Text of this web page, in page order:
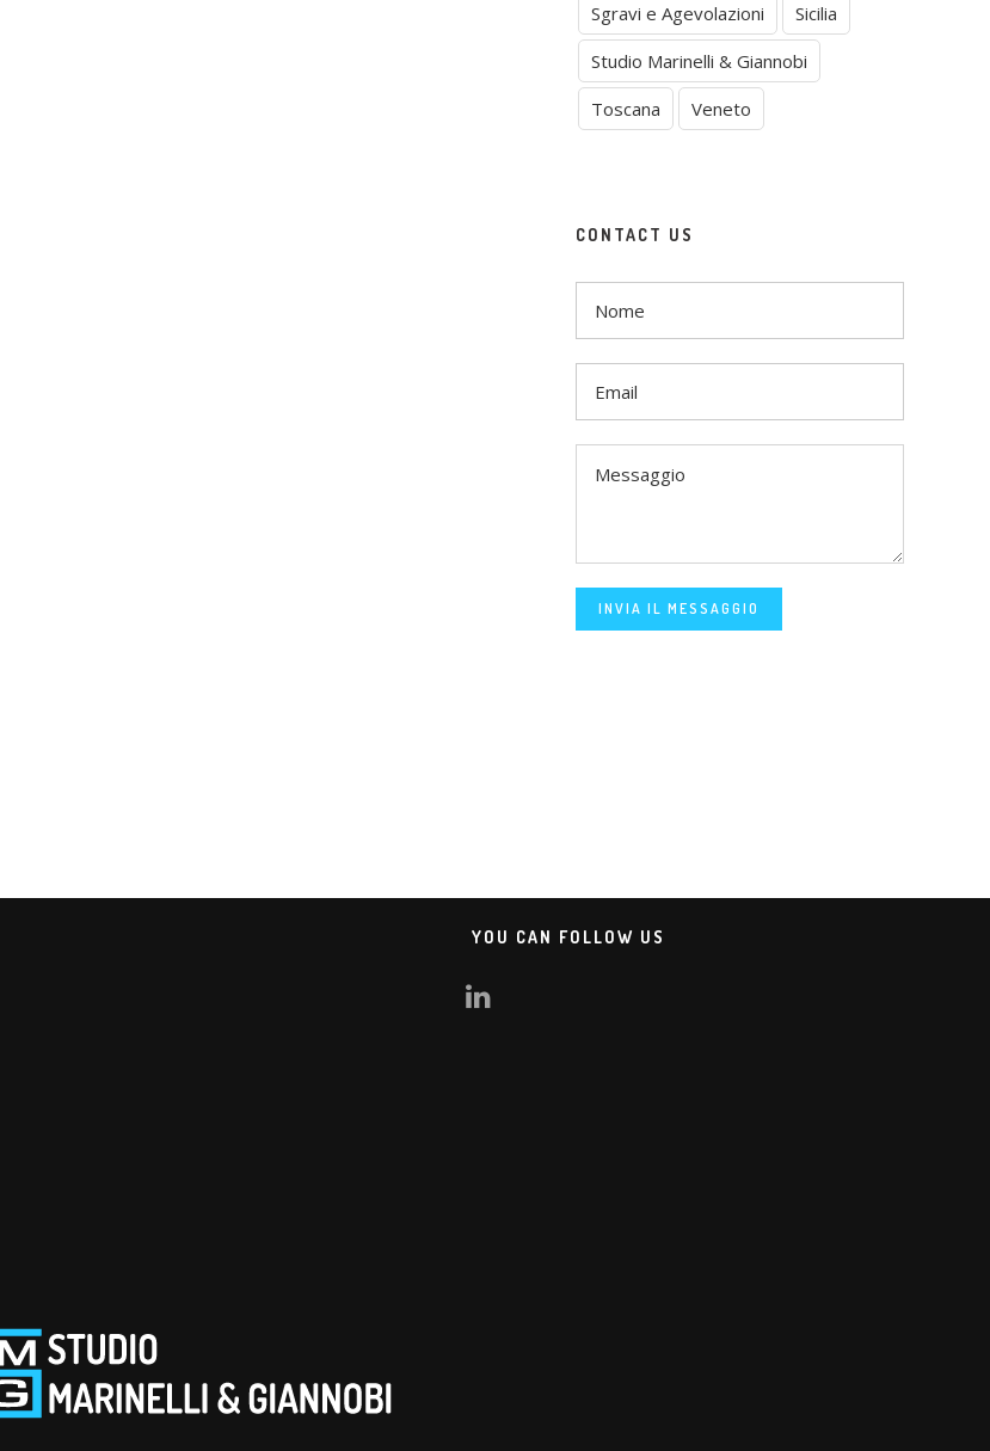
Sgravi e Agevolazioni
Sicilia
Studio Marinelli & Giannobi
Toscana
Veneto
CONTACT US
INVIA IL MESSAGGIO
YOU CAN FOLLOW US